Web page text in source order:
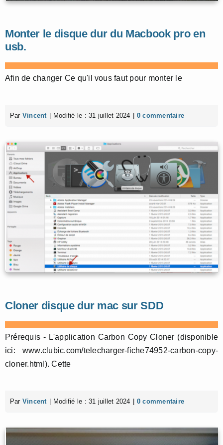
Monter le disque dur du Macbook pro en
usb.
Afin de changer Ce qu'il vous faut pour monter le
Par Vincent | Modifié le : 31 juillet 2024 | 0 commentaire
Cloner disque dur mac sur SDD
Prérequis - L'application Carbon Copy Cloner (disponible
ici: www.clubic.com/telecharger-fiche74952-carbon-copy-
cloner.html). Cette
Par Vincent Modifié le : 31 juillet 2024 0 commentaire